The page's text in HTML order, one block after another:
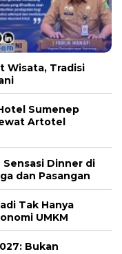
Wisata, Tradisi
Sumenep
Artotel
Sensasi Dinner di
dan Pasangan
Tak Hanya
UMKM
Bukan